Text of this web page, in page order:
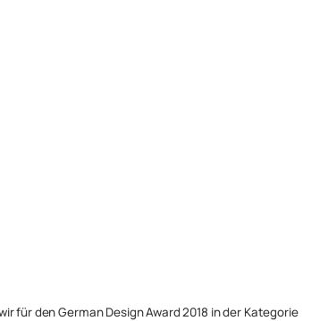
für den German Design Award 2018 in der Kategorie